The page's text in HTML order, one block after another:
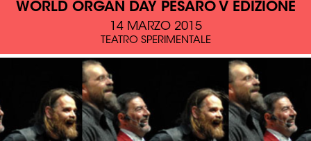
WORLD ORGAN DAY PESARO V EDIZIONE
14 MARZO 2015
TEATRO SPERIMENTALE